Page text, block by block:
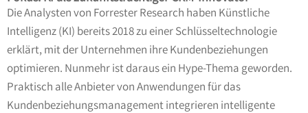
Die Analysten von Forrester Research haben Künstliche
Intelligenz (KI) bereits 2018 zu einer Schlüsseltechnologie
erklärt, mit der Unternehmen ihre Kundenbeziehungen
optimieren. Nunmehr ist daraus ein Hype-Thema geworden.
Praktisch alle Anbieter von Anwendungen für das
Kundenbeziehungsmanagement integrieren intelligente